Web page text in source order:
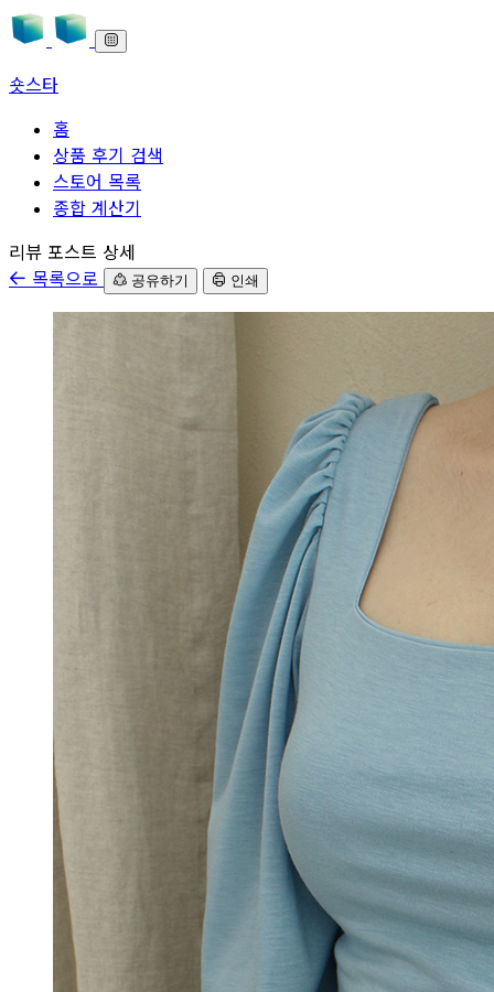
숏스타
홈
상품 후기 검색
스토어 목록
종합 계산기
본문으로 바로가기
리뷰 포스트 상세
목록으로
공유하기 인쇄